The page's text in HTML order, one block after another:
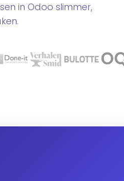
in Odoo slimmer,